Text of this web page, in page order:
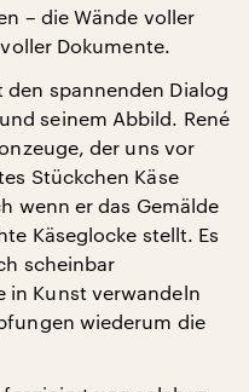
– die Wände voller
Dokumente.
spannenden Dialog
seinem Abbild. René
der uns vor
Stückchen Käse
wenn er das Gemälde
Käseglocke stellt. Es
scheinbar
in Kunst verwandeln
wiederum die